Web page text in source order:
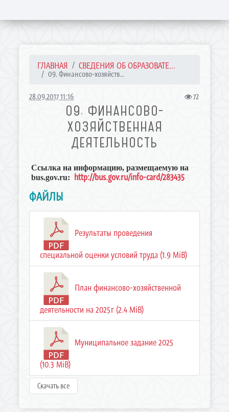
ГЛАВНАЯ СВЕДЕНИЯ ОБ ОБРАЗОВАТЕ...
09. Финансово-хозяйств...
28.09.2017 11:16 72
09. ФИНАНСОВО-
ХОЗЯЙСТВЕННАЯ
ДЕЯТЕЛЬНОСТЬ
Ссылка на информацию, размещаемую на
bus.gov.ru: http://bus.gov.ru/info-card/283435
ФАЙЛЫ
Результаты проведения
специальной оценки условий труда (1.9 MiB)
План финансово-хозяйственной
деятельности на 2025г (2.4 MiB)
Муниципальное задание 2025
(10.3 MiB)
Скачать все